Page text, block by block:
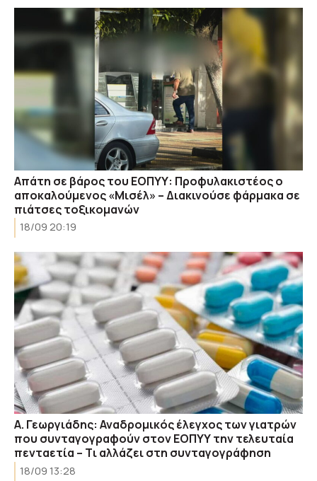
Απάτη σε βάρος του ΕΟΠΥΥ: Προφυλακιστέος ο
αποκαλούμενος «Μισέλ» – Διακινούσε φάρμακα σε
πιάτσες τοξικομανών
18/09 20:19
Α. Γεωργιάδης: Αναδρομικός έλεγχος των γιατρών
που συνταγογραφούν στον ΕΟΠΥΥ την τελευταία
πενταετία – Tι αλλάζει στη συνταγογράφηση
18/09 13:28